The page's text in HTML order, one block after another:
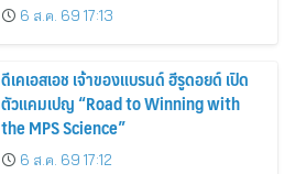
6 ส.ค. 69 17:13
ดีเคเอสเอช เจ้าของแบรนด์ ฮีรูดอยด์ เปิด
ตัวแคมเปญ “Road to Winning with
the MPS Science”
6 ส.ค. 69 17:12